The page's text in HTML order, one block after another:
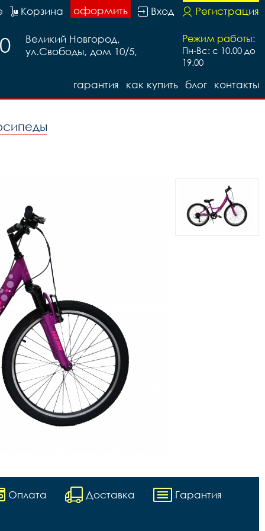
Регистрация
Вход
оформить
Корзина
Режим работы:
Пн-Вс: с 10.00 до
19.00
Великий Новгород,
ул.Свободы, дом 10/5,
контакты
блог
как купить
гарантия
Оплата Доставка Гарантия